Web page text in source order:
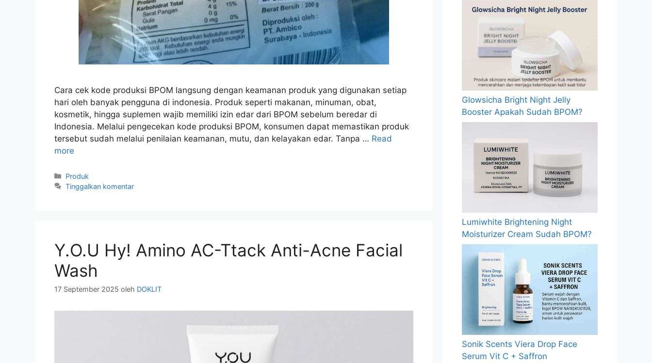
Cara cek kode produksi BPOM langsung dengan keamanan produk yang digunakan setiap
hari oleh banyak pengguna di indonesia. Produk seperti makanan, minuman, obat,
kosmetik, hingga suplemen wajib memiliki izin edar dari BPOM sebelum beredar di
Indonesia. Melalui pengecekan kode produksi BPOM, konsumen dapat memastikan produk
tersebut sudah melalui penilaian keamanan, mutu, dan kelayakan edar. Tanpa … Read
more
Kategori
Produk
Tinggalkan komentar
Y.O.U Hy! Amino AC-Ttack Anti-Acne Facial
Wash
17 September 2025 oleh DOKLIT
Glowsicha Bright Night Jelly
Booster Apakah Sudah BPOM?
Lumiwhite Brightening Night
Moisturizer Cream Sudah BPOM?
Sonik Scents Viera Drop Face
Serum Vit C + Saffron